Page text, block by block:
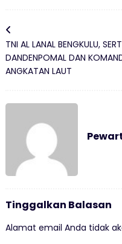
TNI AL LANAL BENGKULU,
DANDENPOMAL DAN
ANGKATAN LAUT
Tinggalkan Balasan
Alamat email Anda tidak